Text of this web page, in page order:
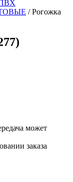
/Рогожка
может
заказа